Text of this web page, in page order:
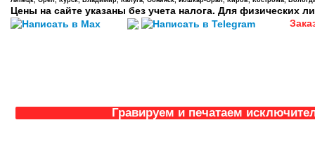
Цены на сайте указаны без учета налога. Для физических
Гравируем и печатаем